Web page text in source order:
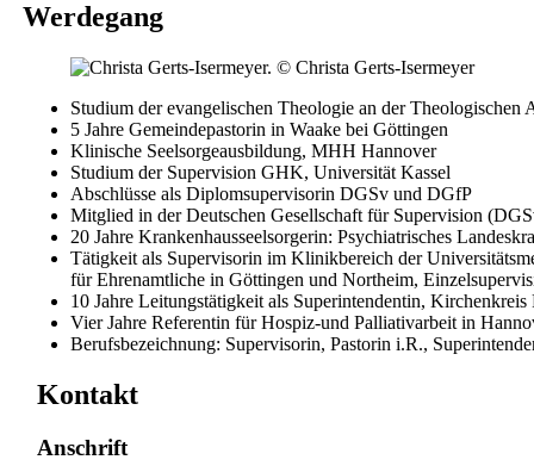
Werdegang
Studium der evangelischen Theologie an der
5 Jahre Gemeindepastorin in Waake bei Göttingen
Klinische Seelsorgeausbildung, MHH Hannover
Studium der Supervision GHK, Universität Kassel
Abschlüsse als Diplomsupervisorin DGSv und DGfP
Mitglied in der Deutschen Gesellschaft für Supervision
20 Jahre Krankenhausseelsorgerin: Psychiatrisches
Tätigkeit als Supervisorin im Klinikbereich der
für Ehrenamtliche in Göttingen und Northeim,
10 Jahre Leitungstätigkeit als Superintendentin, Kirchenkreis
Vier Jahre Referentin für Hospiz-und Palliativarbeit in
Berufsbezeichnung: Supervisorin, Pastorin i.R.,
Kontakt
Anschrift